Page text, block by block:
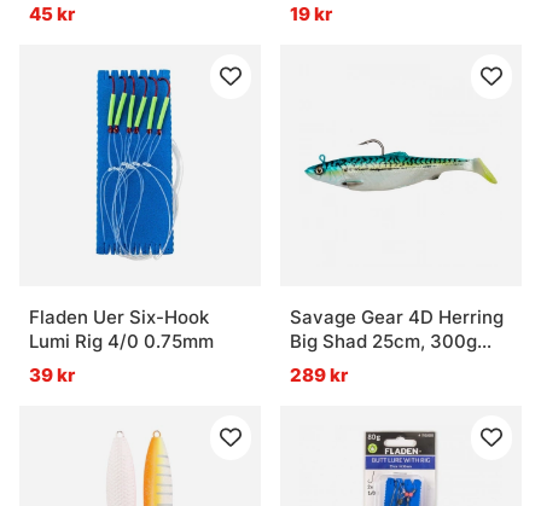
45 kr 19 kr
Fladen Uer Six-Hook
Lumi Rig 4/0 0.75mm
39 kr
Savage Gear 4D Herring
Big Shad 25cm, 300g
2+1pcs - Green Mackerel
289 kr